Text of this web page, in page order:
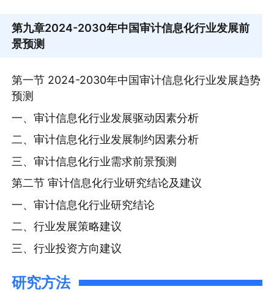
第九章2024-2030年中国审计信息化行业发展前
景预测
第一节 2024-2030年中国审计信息化行业发展趋势
预测
一、审计信息化行业发展驱动因素分析
二、审计信息化行业发展制约因素分析
三、审计信息化行业需求前景预测
第二节 审计信息化行业研究结论及建议
一、审计信息化行业研究结论
二、行业发展策略建议
三、行业投资方向建议
研究方法